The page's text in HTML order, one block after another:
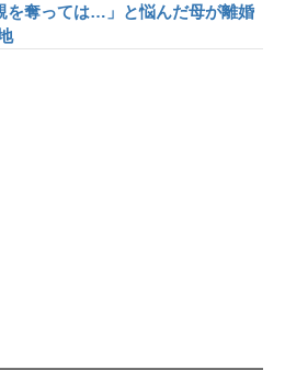
を奪っては…」と悩んだ母が離婚